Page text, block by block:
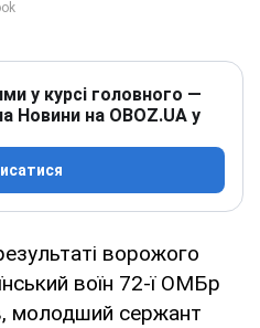
у курсі головного —
Новини на OBOZ.UA у
ворожого
воїн 72-ї ОМБр
молодший сержант